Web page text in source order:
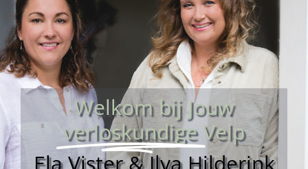
Welkom bij Jouw
verloskundigeVelp